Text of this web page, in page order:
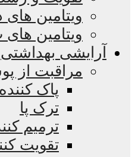
ویتامین های
ویتامین
آرایشی بهداشتی
مراقبت از
پاک کننده
ترک پا
ترمیم
تقویت